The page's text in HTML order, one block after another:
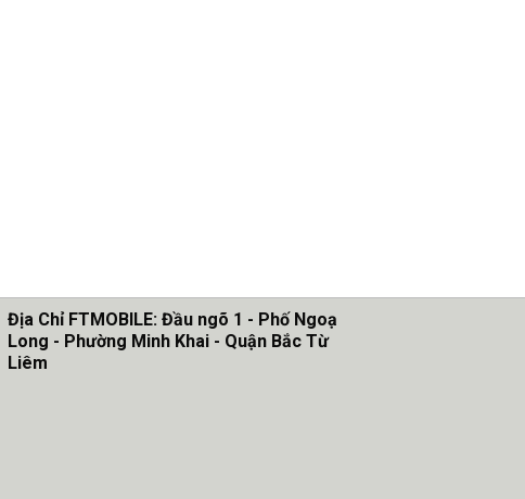
Địa Chỉ FTMOBILE: Đầu ngõ 1 - Phố Ngoạ
Long - Phường Minh Khai - Quận Bắc Từ
Liêm